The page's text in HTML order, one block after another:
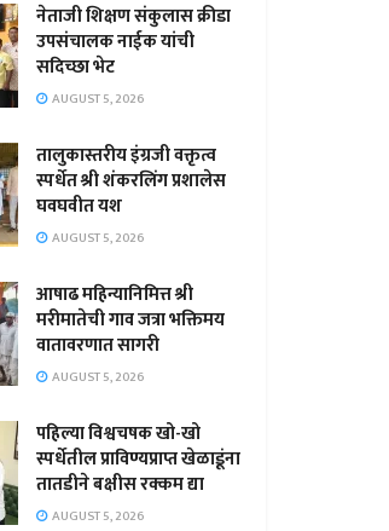
नेताजी शिक्षण संकुलास क्रीडा
उपसंचालक नाईक यांची
सदिच्छा भेट
AUGUST 5, 2026
तालुकास्तरीय इंग्रजी वक्तृत्व
स्पर्धेत श्री शंकरलिंग प्रशालेस
घवघवीत यश
AUGUST 5, 2026
आषाढ महिन्यानिमित्त श्री
मरीमातेची गाव जत्रा भक्तिमय
वातावरणात सागरी
AUGUST 5, 2026
पहिल्या विश्वचषक खो-खो
स्पर्धेतील प्राविण्यप्राप्त खेळाडूंना
तातडीने बक्षीस रक्कम द्या
AUGUST 5, 2026